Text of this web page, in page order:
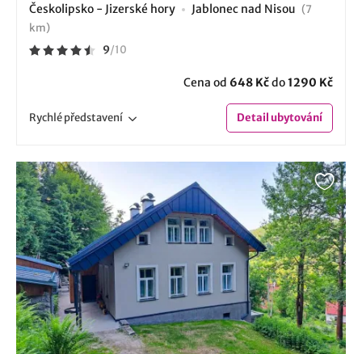
Českolipsko - Jizerské hory Jablonec nad Nisou (7
km)
9/10
Cena od 648 Kčdo1290 Kč
Rychlépředstavení Detailubytování